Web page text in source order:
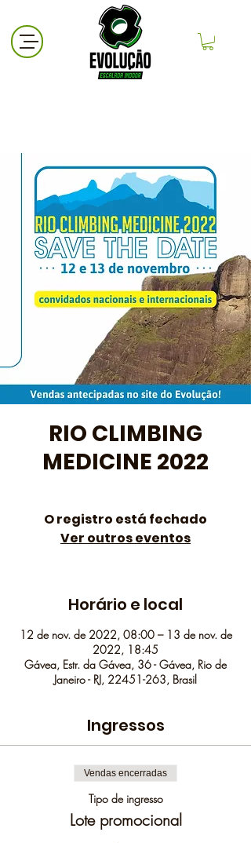
RIO CLIMBING
MEDICINE 2022
O registro está fechado
Ver outros eventos
Horário e local
12 de nov. de 2022, 08:00 – 13 de nov. de
2022, 18:45
Gávea, Estr. da Gávea, 36 - Gávea, Rio de
Janeiro - RJ, 22451-263, Brasil
Ingressos
Vendas encerradas
Tipo de ingresso
Lote promocional